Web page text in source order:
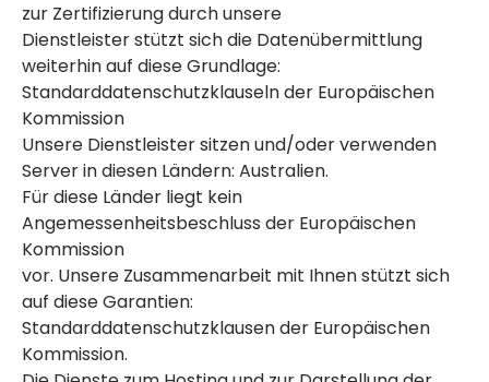
zur Zertifizierung durch unsere
Dienstleister stützt sich die Datenübermittlung
weiterhin auf diese Grundlage:
Standarddatenschutzklauseln der Europäischen
Kommission
Unsere Dienstleister sitzen und/oder verwenden
Server in diesen Ländern: Australien.
Für diese Länder liegt kein
Angemessenheitsbeschluss der Europäischen
Kommission
vor. Unsere Zusammenarbeit mit Ihnen stützt sich
auf diese Garantien:
Standarddatenschutzklausen der Europäischen
Kommission.